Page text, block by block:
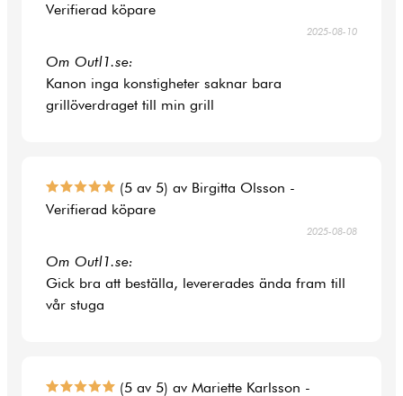
Verifierad köpare
2025-08-10
Om Outl1.se:
Kanon inga konstigheter saknar bara
grillöverdraget till min grill
(5 av 5) av Birgitta Olsson -
Verifierad köpare
2025-08-08
Om Outl1.se:
Gick bra att beställa, levererades ända fram till
vår stuga
(5 av 5) av Mariette Karlsson -